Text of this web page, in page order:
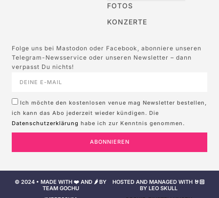
FOTOS
KONZERTE
Folge uns bei Mastodon oder Facebook, abonniere unseren
Telegram-Newsservice oder unseren Newsletter – dann
verpasst Du nichts!
Ich möchte den kostenlosen venue mag Newsletter bestellen,
ich kann das Abo jederzeit wieder kündigen. Die
Datenschutzerklärung habe ich zur Kenntnis genommen.
ABONNIEREN
© 2024 • MADE WITH ❤️ AND 🌶️ BY
TEAM GOCHU
HOSTED AND MANAGED WITH 🤘🏻
BY LEO SKULL